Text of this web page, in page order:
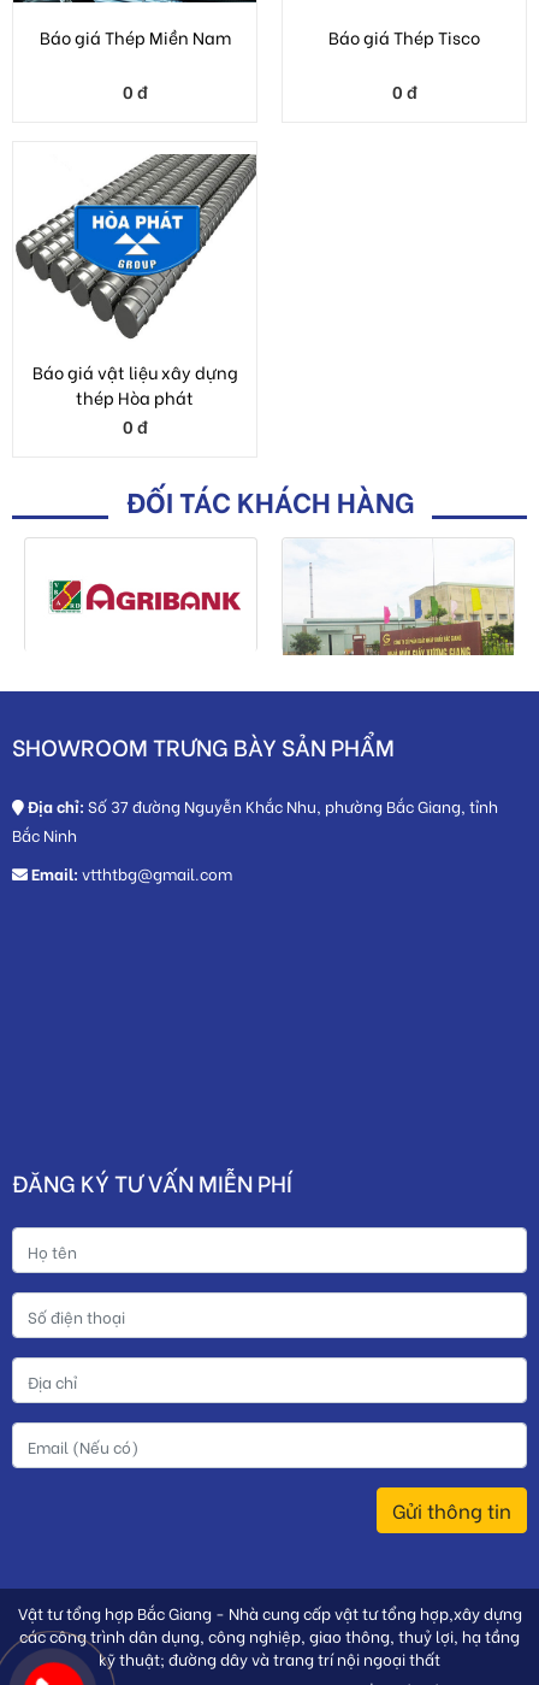
Báo giá Thép Miền Nam
0 đ
Báo giá Thép Tisco
0 đ
Báo giá vật liệu xây dựng
thép Hòa phát
0 đ
ĐỐI TÁC KHÁCH HÀNG
SHOWROOM TRƯNG BÀY SẢN PHẨM
Địa chỉ: Số 37 đường Nguyễn Khắc Nhu, phường Bắc Giang, tỉnh
Bắc Ninh
Email: vtthtbg@gmail.com
ĐĂNG KÝ TƯ VẤN MIỄN PHÍ
Gửi thông tin
Vật tư tổng hợp Bắc Giang - Nhà cung cấp vật tư tổng hợp,xây dựng
các công trình dân dụng, công nghiệp, giao thông, thuỷ lợi, hạ tầng
kỹ thuật; đường dây và trang trí nội ngoại thất